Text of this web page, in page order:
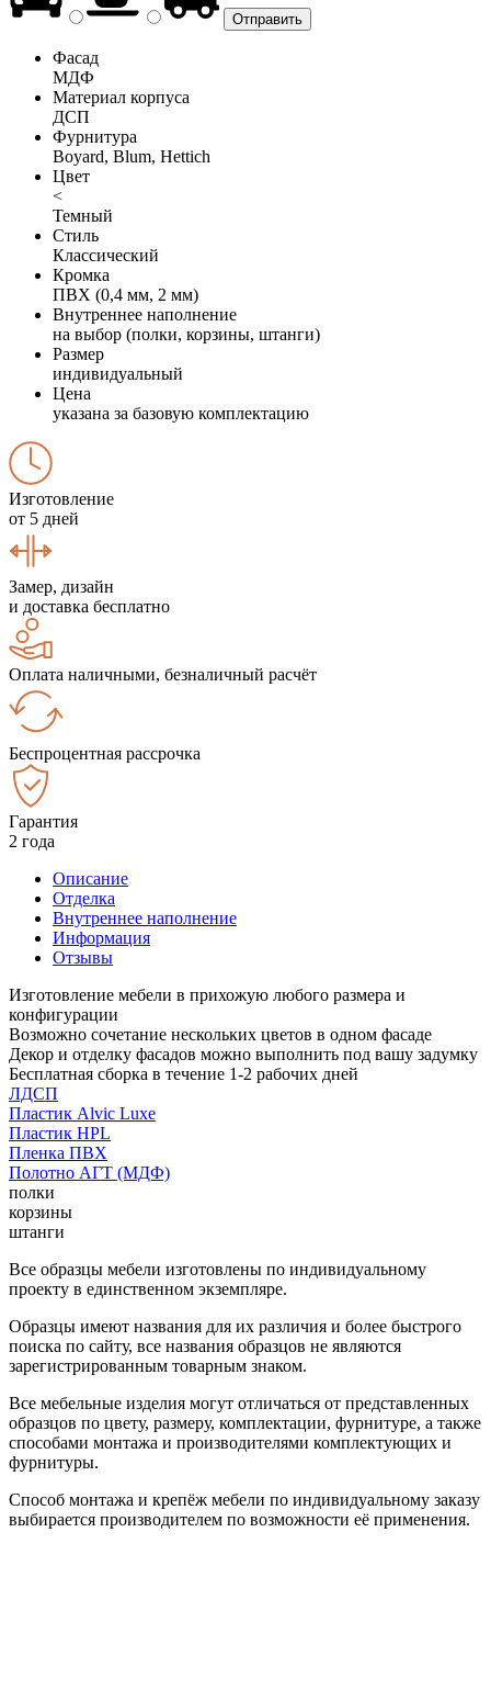
Фасад
МДФ
Материал корпуса
ДСП
Фурнитура
Boyard, Blum, Hettich
Цвет
<
Темный
Стиль
Классический
Кромка
ПВХ (0,4 мм, 2 мм)
Внутреннее наполнение
на выбор (полки, корзины, штанги)
Размер
индивидуальный
Цена
указана за базовую комплектацию
Изготовление
от 5 дней
Замер, дизайн
и доставка бесплатно
Оплата наличными, безналичный расчёт
Беспроцентная рассрочка
Гарантия
2 года
Описание
Отделка
Внутреннее наполнение
Информация
Отзывы
Изготовление мебели в прихожую любого размера и
конфигурации
Возможно сочетание нескольких цветов в одном фасаде
Декор и отделку фасадов можно выполнить под вашу задумку
Бесплатная сборка в течение 1-2 рабочих дней
ЛДСП
Пластик Alvic Luxe
Пластик HPL
Пленка ПВХ
Полотно АГТ (МДФ)
полки
корзины
штанги
Все образцы мебели изготовлены по индивидуальному
проекту в единственном экземпляре.
Образцы имеют названия для их различия и более быстрого
поиска по сайту, все названия образцов не являются
зарегистрированным товарным знаком.
Все мебельные изделия могут отличаться от представленных
образцов по цвету, размеру, комплектации, фурнитуре, а также
способами монтажа и производителями комплектующих и
фурнитуры.
Способ монтажа и крепёж мебели по индивидуальному заказу
выбирается производителем по возможности её применения.